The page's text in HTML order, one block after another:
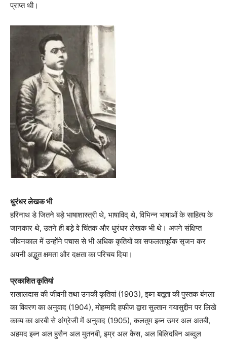
प्राप्त थी।
धुरंधर लेखक भी
हरिनाथ डे जितने बड़े भाषाशास्त्री थे, भाषाविद् थे, विभिन्न भाषाओं के साहित्य के
जानकार थे, उतने ही बड़े वे चिंतक और धुरंधर लेखक भी थे। अपने संक्षिप्त
जीवनकाल में उन्होंने पचास से भी अधिक कृतियों का सफलतापूर्वक सृजन कर
अपनी अद्भुत क्षमता और दक्षता का परिचय दिया।
प्रकाशित कृतियां
राखालदास की जीवनी तथा उनकी कृतियां (1903), इब्न बतूता की पुस्तक बंगला
का विवरण का अनुवाद (1904), मोहम्मदि हफीज द्वारा सुल्तान गयासुद्दीन पर लिखे
काव्य का अरबी से अंग्रेजी में अनुवाद (1905), कलतुम इब्न उमर अल अतबी,
अहमद इब्न अल हुसैन अल मुतनबी, इम्र अल कैस, अल बिलिदबिन अब्दुल